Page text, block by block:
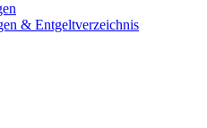
& Entgeltverzeichnis